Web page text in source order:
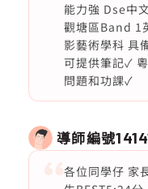
能力強 Dse中
觀塘區Band 1
影藝術學科 具
可提供筆記✓
問題和功課✓
導師編號
各位同學仔 家